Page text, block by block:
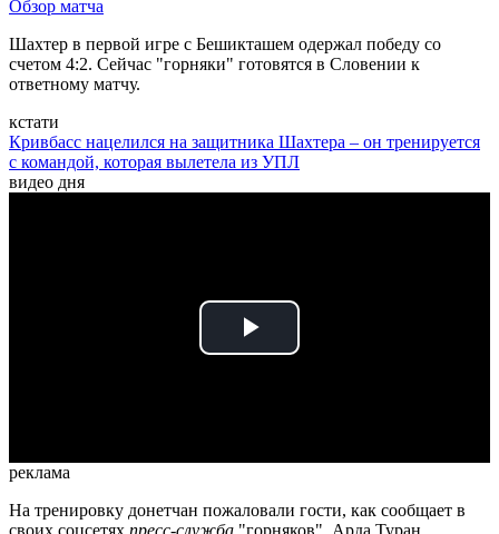
Обзор матча
Шахтер в первой игре с Бешикташем одержал победу со
счетом 4:2. Сейчас "горняки" готовятся в Словении к
ответному матчу.
кстати
Кривбасс нацелился на защитника Шахтера – он тренируется
с командой, которая вылетела из УПЛ
видео дня
Play
реклама
На тренировку донетчан пожаловали гости, как сообщает в